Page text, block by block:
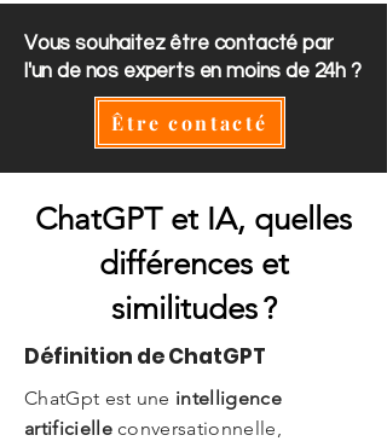
Vous souhaitez être contacté par
l'un de nos experts en moins de 24h ?
Être contacté
ChatGPT et IA, quelles
différences et
similitudes ?
Définition de ChatGPT
ChatGpt est une intelligence
artificielleconversationnelle,